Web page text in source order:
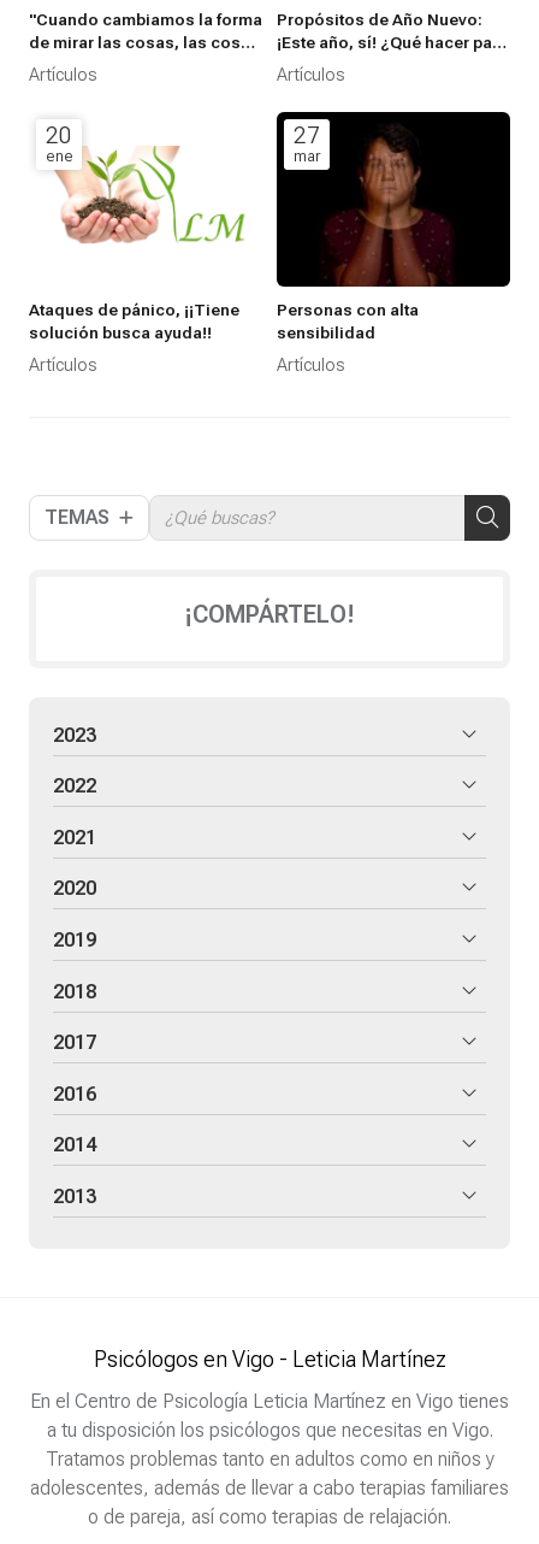
TEMAS
"Cuando cambiamos la forma
de mirar las cosas, las cosas
que miramos cambian” –
Artículos
Propósitos de Año Nuevo:
¡Este año, sí! ¿Qué hacer para
que, a diferencia de lo que
propósitos de Año Nuevo?
Artículos
20
ene
Ataques de pánico, ¡¡Tiene
solución busca ayuda!!
Artículos
27
mar
Personas con alta
sensibilidad
Artículos
¡COMPÁRTELO!
2023
2022
2021
2020
2019
2018
2017
2016
2014
2013
Psicólogos en Vigo - Leticia Martínez
En el Centro de Psicología Leticia Martínez en Vigo tienes
a tu disposición los psicólogos que necesitas en Vigo.
Tratamos problemas tanto en adultos como en niños y
adolescentes, además de llevar a cabo terapias familiares
o de pareja, así como terapias de relajación.